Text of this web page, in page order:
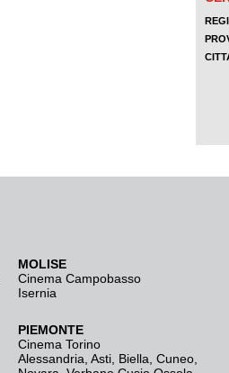
MOLISE
Cinema Campobasso
Isernia
PIEMONTE
Cinema Torino
Alessandria Asti Biella Cuneo